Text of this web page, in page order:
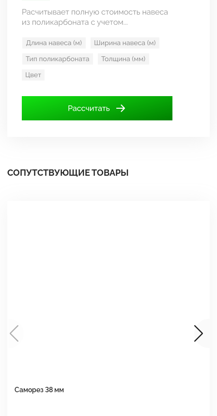
СОПУТСТВУЮЩИЕ ТОВАРЫ
Саморез 38 мм